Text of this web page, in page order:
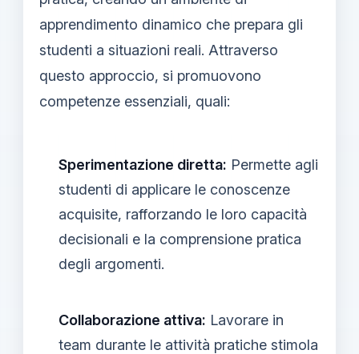
apprendimento dinamico che prepara gli
studenti a situazioni reali. Attraverso
questo approccio, si promuovono
competenze essenziali, quali:
Sperimentazione diretta: Permette agli
studenti di applicare le conoscenze
acquisite, rafforzando le loro capacità
decisionali e la comprensione pratica
degli argomenti.
Collaborazione attiva: Lavorare in
team durante le attività pratiche stimola